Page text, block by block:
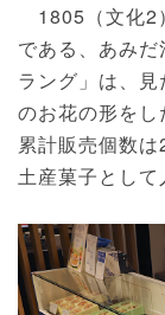
1805（文化2
である、あみ
ラング」は、
のお花の形をし
累計販売個数
土産菓子として